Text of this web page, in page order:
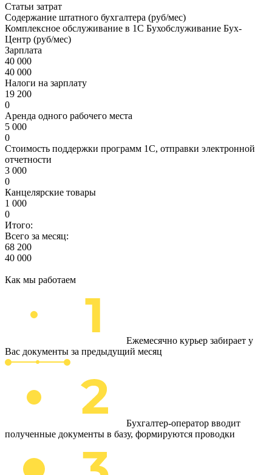
Статьи затрат
Содержание штатного бухгалтера (руб/мес)
Комплексное обслуживание в 1С Бухобслуживание Бух-
Центр (руб/мес)
Зарплата
40 000
40 000
Налоги на зарплату
19 200
0
Аренда одного рабочего места
5 000
0
Стоимость поддержки программ 1С, отправки электронной
отчетности
3 000
0
Канцелярские товары
1 000
0
Итого:
Всего за месяц:
68 200
40 000
Как мы работаем
Ежемесячно курьер забирает у
Вас документы за предыдущий месяц
Бухгалтер-оператор вводит
полученные документы в базу, формируются проводки